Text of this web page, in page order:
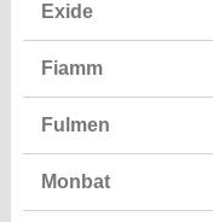
Exide
Fiamm
Fulmen
Monbat